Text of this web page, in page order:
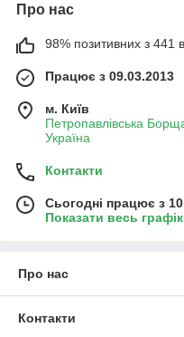
Про нас
98% позитивних з 441
Працює з 09.03.2013
м. Київ
Петропавлівська
Україна
Контакти
Сьогодні працює з
Показати весь
Про нас
Контакти